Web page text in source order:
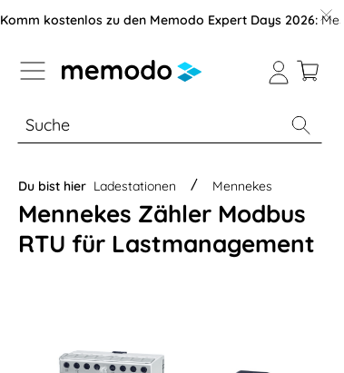
der B2B-Plattform springen
Komm kostenlos zu den Memodo Expert Days 2026:
% Sale Module Wechselrichter
Du bist hier Ladestationen Mennekes
Mennekes Zähler Modbus
RTU für Lastmanagement